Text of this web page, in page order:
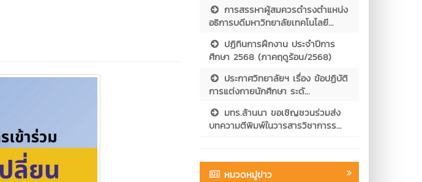
การสรรหาผู้สมควรดำรงตำแหน่ง
อธิการบดีมหาวิทยาลัยเทคโนโลยี...
ปฏิทินการฝึกงาน ประจำปีการ
ศึกษา 2568 (ภาคฤดูร้อน/2568)
ประกาศวิทยาลัยฯ เรื่อง ข้อปฏิบัติ
การแต่งกายนักศึกษา ระดั...
มทร.ล้านนา ขอเชิญชวนร่วมส่ง
บทความตีพิมพ์ในวารสารวิชาการร...
หมวดหมู่ข่าว